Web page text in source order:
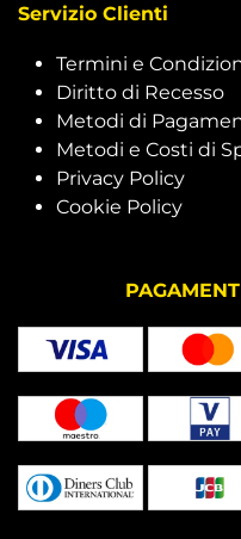
Servizio Clienti
Termini e
Diritto di Recesso
Metodi di
Metodi e Costi di
Privacy Policy
Cookie Policy
PAGAMENTI